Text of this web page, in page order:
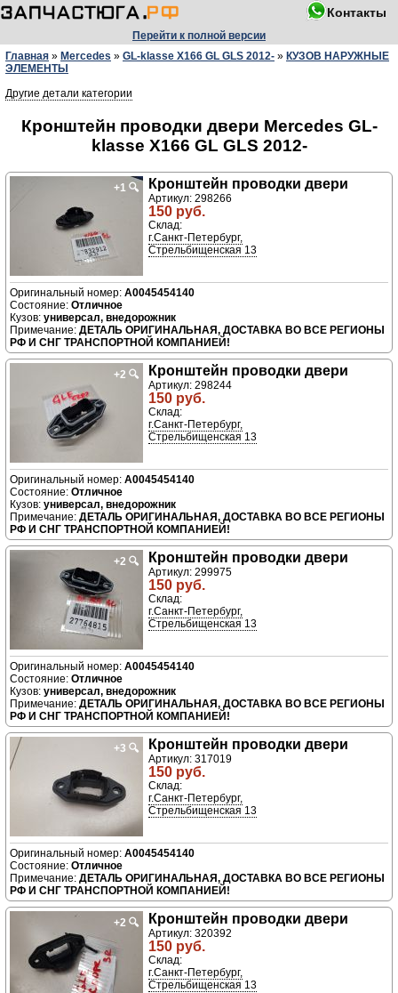
Контакты
Перейти к полной версии
Главная » Mercedes » GL-klasse X166 GL GLS 2012- » КУЗОВ НАРУЖНЫЕ
ЭЛЕМЕНТЫ
Другие детали категории
Кронштейн проводки двери Mercedes GL-
klasse X166 GL GLS 2012-
+1 🔍 Кронштейн проводки двери
Артикул: 298266
150 руб.
Склад:
г.Санкт-Петербург,
Стрельбищенская 13
A0045454140
Отличное
универсал, внедорожник
ДЕТАЛЬ ОРИГИНАЛЬНАЯ, ДОСТАВКА ВО ВСЕ РЕГИОНЫ
РФ И СНГ ТРАНСПОРТНОЙ КОМПАНИЕЙ!
+2 🔍 Кронштейн проводки двери
Артикул: 298244
150 руб.
Склад:
г.Санкт-Петербург,
Стрельбищенская 13
A0045454140
Отличное
универсал, внедорожник
ДЕТАЛЬ ОРИГИНАЛЬНАЯ, ДОСТАВКА ВО ВСЕ РЕГИОНЫ
РФ И СНГ ТРАНСПОРТНОЙ КОМПАНИЕЙ!
+2 🔍 Кронштейн проводки двери
Артикул: 299975
150 руб.
Склад:
г.Санкт-Петербург,
Стрельбищенская 13
A0045454140
Отличное
универсал, внедорожник
ДЕТАЛЬ ОРИГИНАЛЬНАЯ, ДОСТАВКА ВО ВСЕ РЕГИОНЫ
РФ И СНГ ТРАНСПОРТНОЙ КОМПАНИЕЙ!
+3 🔍 Кронштейн проводки двери
Артикул: 317019
150 руб.
Склад:
г.Санкт-Петербург,
Стрельбищенская 13
A0045454140
Отличное
ДЕТАЛЬ ОРИГИНАЛЬНАЯ, ДОСТАВКА ВО ВСЕ РЕГИОНЫ
РФ И СНГ ТРАНСПОРТНОЙ КОМПАНИЕЙ!
+2 🔍 Кронштейн проводки двери
Артикул: 320392
150 руб.
Склад:
г.Санкт-Петербург,
Стрельбищенская 13